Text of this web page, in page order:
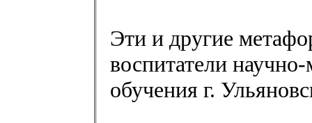
Эти и другие
воспитатели
обучения г.